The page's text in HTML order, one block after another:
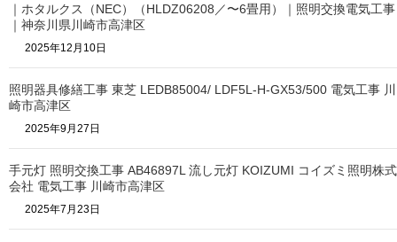
｜ホタルクス（NEC）（HLDZ06208／〜6畳用）｜照明交換電気工事
｜神奈川県川崎市高津区
2025年12月10日
照明器具修繕工事 東芝 LEDB85004/ LDF5L-H-GX53/500 電気工事 川
崎市高津区
2025年9月27日
手元灯 照明交換工事 AB46897L 流し元灯 KOIZUMI コイズミ照明株式
会社 電気工事 川崎市高津区
2025年7月23日